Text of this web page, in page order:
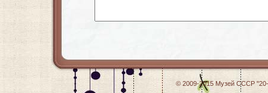
© 2009-2015 Музей СССР